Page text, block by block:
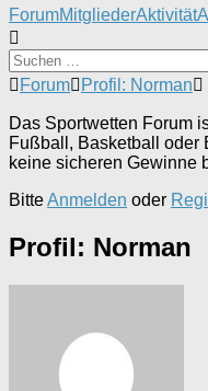
Forum-
Navigation
ForumMitgliederAktivität
Forum-
-
Du
bist
Forum Profil: Norman
Das Sportwetten Forum
Fußball, Basketball oder
keine sicheren Gewinne
BitteAnmelden oder
Profil: Norman